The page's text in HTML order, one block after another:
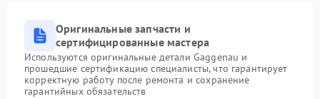
Оригинальные запчасти и
сертифицированные мастера
Используются оригинальные детали Gaggenau и
прошедшие сертификацию специалисты, что гарантирует
корректную работу после ремонта и сохранение
гарантийных обязательств